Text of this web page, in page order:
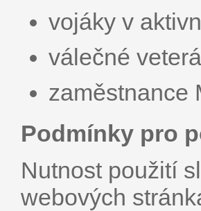
vojáky v
válečné
zaměstnance
Podmínky pro
Nutnost použití
webových